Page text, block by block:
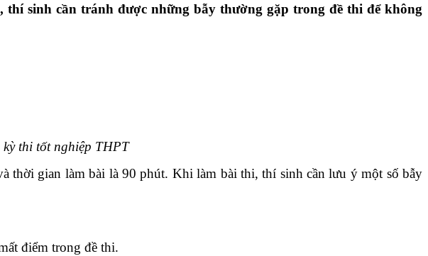
sinh cần tránh được những bẫy thường gặp trong đề thi để không
thi tốt nghiệp THPT
thời gian làm bài là 90 phút. Khi làm bài thi, thí sinh cần lưu ý một số bẫy
điểm trong đề thi.